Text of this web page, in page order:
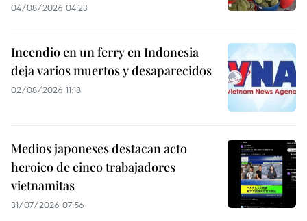
04/08/2026 04:23
Incendio en un ferry en Indonesia
deja varios muertos y desaparecidos
02/08/2026 11:18
Medios japoneses destacan acto
heroico de cinco trabajadores
vietnamitas
31/07/2026 07:56